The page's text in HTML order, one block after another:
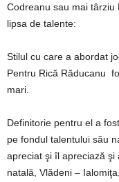
Codreanu sau mai târziu
lipsa de talente:
Stilul cu care a abordat
Pentru Rică Răducanu
mari.
Definitorie pentru el a
pe fondul talentului său
apreciat şi îl apreciază
natală, Vlădeni –